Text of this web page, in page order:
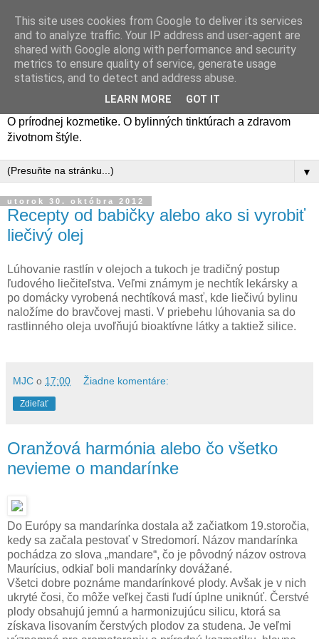
O prírodnej kozmetike. O bylinných tinktúrach a zdravom
životnom štýle.
▼
utorok 30. októbra 2012
Recepty od babičky alebo ako si vyrobiť
liečivý olej
Lúhovanie rastlín v olejoch a tukoch je tradičný postup
ľudového liečiteľstva. Veľmi známym je nechtík lekársky a
po domácky vyrobená nechtíková masť, kde liečivú bylinu
naložíme do bravčovej masti. V priebehu lúhovania sa do
rastlinného oleja uvoľňujú bioaktívne látky a taktiež silice.
MJC o 17:00 Žiadne komentáre:
Zdieľať
Oranžová harmónia alebo čo všetko
nevieme o mandarínke
Do Európy sa mandarínka dostala až začiatkom 19.storočia,
kedy sa začala pestovať v Stredomorí. Názov mandarínka
pochádza zo slova „mandare“, čo je pôvodný názov ostrova
Maurícius, odkiaľ boli mandarínky dovážané.
Všetci dobre poznáme mandarínkové plody. Avšak je v nich
ukryté čosi, čo môže veľkej časti ľudí úplne uniknúť. Čerstvé
plody obsahujú jemnú a harmonizujúcu silicu, ktorá sa
získava lisovaním čerstvých plodov za studena. Je veľmi
This site uses cookies from Google to deliver its services
and to analyze traffic. Your IP address and user-agent are
shared with Google along with performance and security
metrics to ensure quality of service, generate usage
statistics, and to detect and address abuse.
LEARN MORE GOT IT